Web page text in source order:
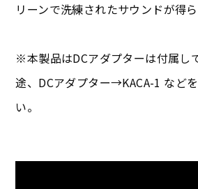
リーンで洗練されたサウンドが得ら
※本製品はDCアダプターは付属し
途、DCアダプター→KACA-1 など
い。